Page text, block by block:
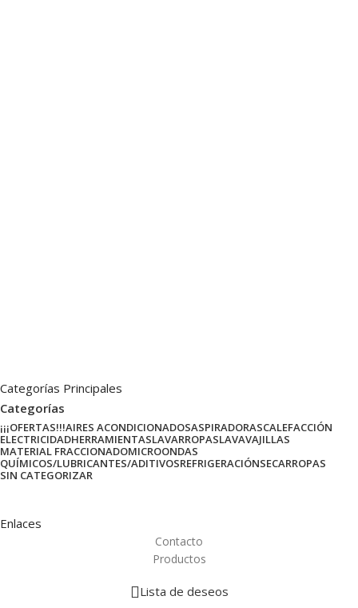
Categorías Principales
Categorías
¡¡¡OFERTAS!!!AIRES ACONDICIONADOSASPIRADORASCALEFACCIÓN
ELECTRICIDADHERRAMIENTASLAVARROPASLAVAVAJILLAS
MATERIAL FRACCIONADOMICROONDAS
QUÍMICOS/LUBRICANTES/ADITIVOSREFRIGERACIÓNSECARROPAS
SIN CATEGORIZAR
Enlaces
Contacto
Productos
Lista de deseos